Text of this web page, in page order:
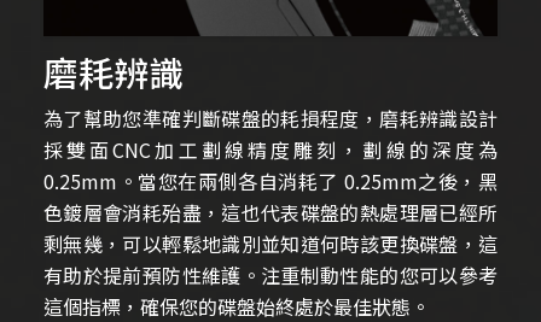
磨耗辨識
為了幫助您準確判斷碟盤的耗損程度，磨耗辨識設計
採雙面CNC加工劃線精度雕刻，劃線的深度為
0.25mm。當您在兩側各自消耗了 0.25mm之後，黑
色鍍層會消耗殆盡，這也代表碟盤的熱處理層已經所
剩無幾，可以輕鬆地識別並知道何時該更換碟盤，這
有助於提前預防性維護。注重制動性能的您可以參考
這個指標，確保您的碟盤始終處於最佳狀態。